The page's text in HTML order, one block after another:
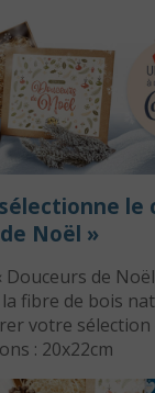
sélectionne
Noël »
de
la fibre de bois
votre sélection
: 20x22cm